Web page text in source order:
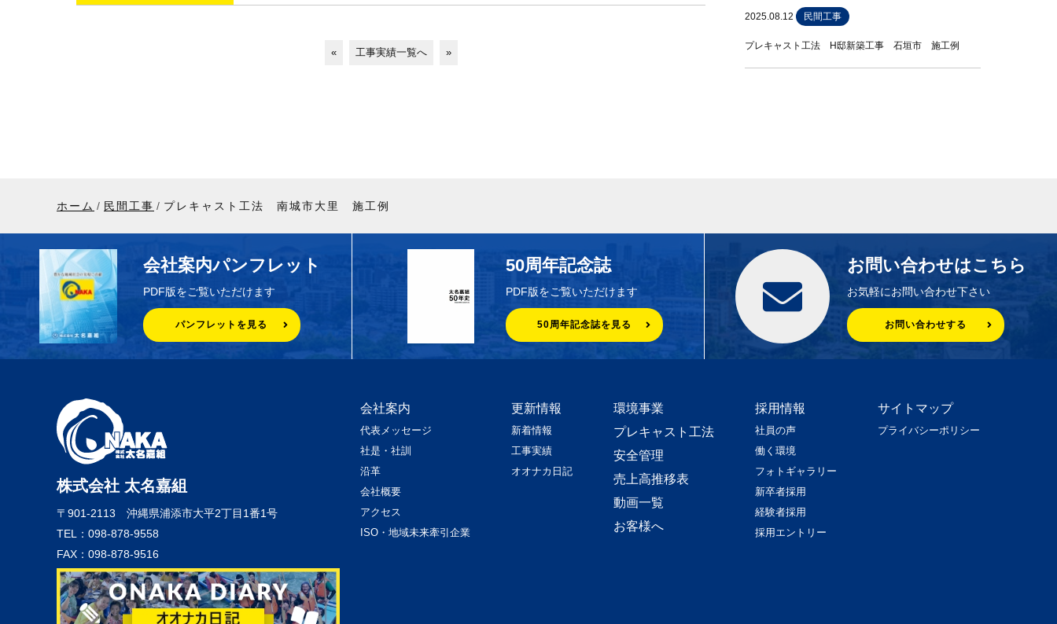
« 工事実績一覧へ »
2025.08.12 民間工事
プレキャスト工法 H邸新築工事 石垣市 施工例
ホーム 民間工事 プレキャスト工法 南城市大里 施工例
会社案内パンフレット
PDF版をご覧いただけます
パンフレットを見る
50周年記念誌
PDF版をご覧いただけます
50周年記念誌を見る
お問い合わせはこちら
お気軽にお問い合わせ下さい
お問い合わせする
株式会社 太名嘉組
〒901-2113 沖縄県浦添市大平2丁目1番1号
TEL：098-878-9558
FAX：098-878-9516
会社案内
代表メッセージ
社是・社訓
沿革
会社概要
アクセス
ISO・地域未来牽引企業
更新情報
新着情報
工事実績
オオナカ日記
環境事業
プレキャスト工法
安全管理
売上高推移表
動画一覧
お客様へ
採用情報
社員の声
働く環境
フォトギャラリー
新卒者採用
経験者採用
採用エントリー
サイトマップ
プライバシーポリシー